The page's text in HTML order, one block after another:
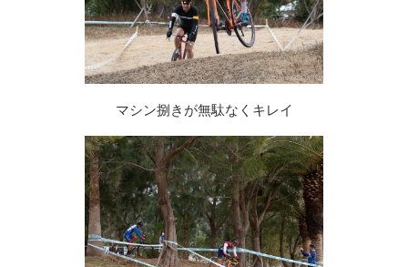
マシン捌きが無駄なくキレイ